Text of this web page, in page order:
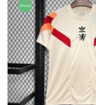
Oferta!